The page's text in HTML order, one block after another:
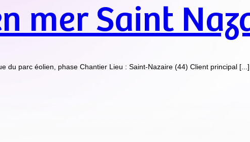
mer Saint
du parc éolien, phase Chantier Lieu : Saint-Nazaire (44) Client principal [...]